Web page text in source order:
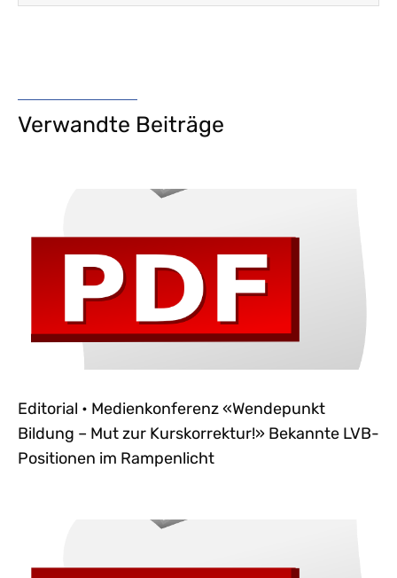
Verwandte Beiträge
Editorial • Medienkonferenz «Wendepunkt
Bildung – Mut zur Kurskorrektur!» Bekannte LVB-
Positionen im Rampenlicht